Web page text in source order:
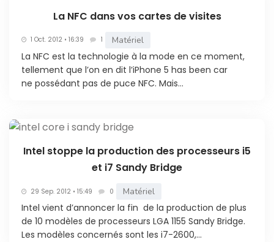
La NFC dans vos cartes de visites
1 Oct. 2012 • 16:39 1 Matériel
La NFC est la technologie à la mode en ce moment,
tellement que l’on en dit l’iPhone 5 has been car
ne possédant pas de puce NFC. Mais...
Intel stoppe la production des processeurs i5
et i7 Sandy Bridge
29 Sep. 2012 • 15:49 0 Matériel
Intel vient d’annoncer la fin de la production de plus
de 10 modèles de processeurs LGA 1155 Sandy Bridge.
Les modèles concernés sont les i7-2600,...